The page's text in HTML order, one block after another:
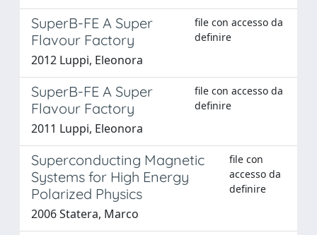
SuperB-FE A Super
Flavour Factory
file con accesso da
definire
2012 Luppi, Eleonora
SuperB-FE A Super
Flavour Factory
file con accesso da
definire
2011 Luppi, Eleonora
Superconducting Magnetic
Systems for High Energy
Polarized Physics
file con
accesso da
definire
2006 Statera, Marco